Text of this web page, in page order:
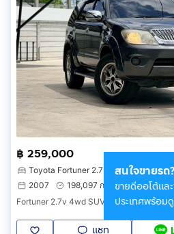
฿ 259,000
Toyota Fortuner 2.7 V 4WD
2007
198,097 กม.
ตลิ่งชัน กรุ
แชท
สนใจขายรถ?
ขายดีออโต้แล
ประเทศพร้อ